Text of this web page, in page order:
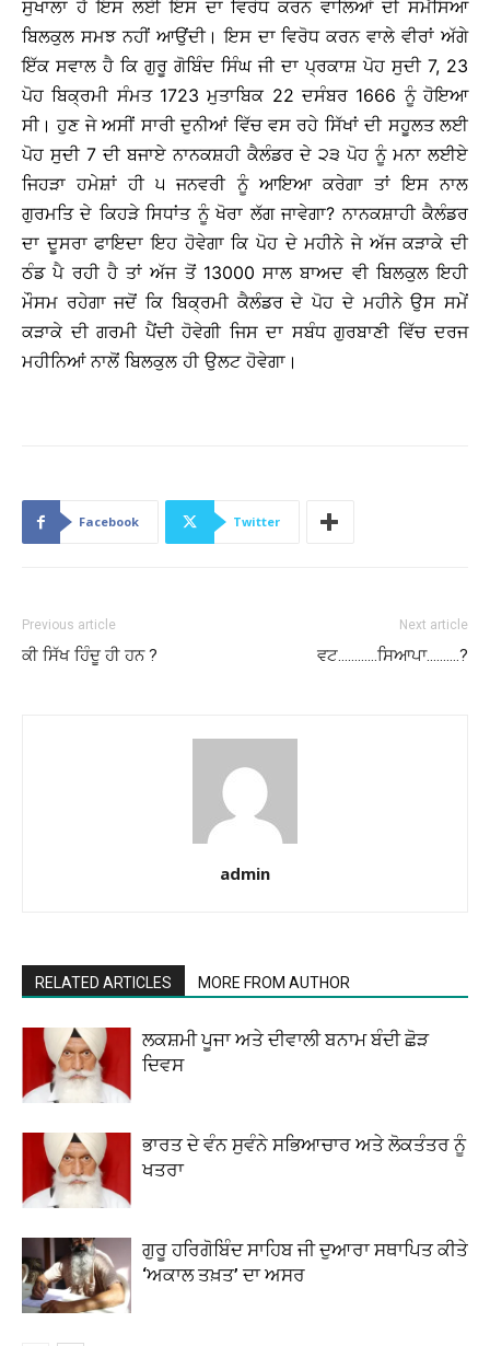
ਸੁਖਾਲਾ ਹੈ ਇਸ ਲਈ ਇਸ ਦਾ ਵਿਰੋਧ ਕਰਨ ਵਾਲਿਆਂ ਦੀ ਸਮੱਸਿਆ
ਬਿਲਕੁਲ ਸਮਝ ਨਹੀਂ ਆਉਂਦੀ। ਇਸ ਦਾ ਵਿਰੋਧ ਕਰਨ ਵਾਲੇ ਵੀਰਾਂ ਅੱਗੇ
ਇੱਕ ਸਵਾਲ ਹੈ ਕਿ ਗੁਰੂ ਗੋਬਿੰਦ ਸਿੰਘ ਜੀ ਦਾ ਪ੍ਰਕਾਸ਼ ਪੋਹ ਸੁਦੀ 7, 23
ਪੋਹ ਬਿਕ੍ਰਮੀ ਸੰਮਤ 1723 ਮੁਤਾਬਿਕ 22 ਦਸੰਬਰ 1666 ਨੂੰ ਹੋਇਆ
ਸੀ। ਹੁਣ ਜੇ ਅਸੀਂ ਸਾਰੀ ਦੁਨੀਆਂ ਵਿੱਚ ਵਸ ਰਹੇ ਸਿੱਖਾਂ ਦੀ ਸਹੂਲਤ ਲਈ
ਪੋਹ ਸੁਦੀ 7 ਦੀ ਬਜਾਏ ਨਾਨਕਸ਼ਹੀ ਕੈਲੰਡਰ ਦੇ ੨੩ ਪੋਹ ਨੂੰ ਮਨਾ ਲਈਏ
ਜਿਹੜਾ ਹਮੇਸ਼ਾਂ ਹੀ ੫ ਜਨਵਰੀ ਨੂੰ ਆਇਆ ਕਰੇਗਾ ਤਾਂ ਇਸ ਨਾਲ
ਗੁਰਮਤਿ ਦੇ ਕਿਹੜੇ ਸਿਧਾਂਤ ਨੂੰ ਖੋਰਾ ਲੱਗ ਜਾਵੇਗਾ? ਨਾਨਕਸ਼ਾਹੀ ਕੈਲੰਡਰ
ਦਾ ਦੂਸਰਾ ਫਾਇਦਾ ਇਹ ਹੋਵੇਗਾ ਕਿ ਪੋਹ ਦੇ ਮਹੀਨੇ ਜੇ ਅੱਜ ਕੜਾਕੇ ਦੀ
ਠੰਡ ਪੈ ਰਹੀ ਹੈ ਤਾਂ ਅੱਜ ਤੋਂ 13000 ਸਾਲ ਬਾਅਦ ਵੀ ਬਿਲਕੁਲ ਇਹੀ
ਮੌਸਮ ਰਹੇਗਾ ਜਦੋਂ ਕਿ ਬਿਕ੍ਰਮੀ ਕੈਲੰਡਰ ਦੇ ਪੋਹ ਦੇ ਮਹੀਨੇ ਉਸ ਸਮੇਂ
ਕੜਾਕੇ ਦੀ ਗਰਮੀ ਪੈਂਦੀ ਹੋਵੇਗੀ ਜਿਸ ਦਾ ਸਬੰਧ ਗੁਰਬਾਣੀ ਵਿੱਚ ਦਰਜ
ਮਹੀਨਿਆਂ ਨਾਲੋਂ ਬਿਲਕੁਲ ਹੀ ਉਲਟ ਹੋਵੇਗਾ।
Facebook Twitter
Previous article
ਕੀ ਸਿੱਖ ਹਿੰਦੂ ਹੀ ਹਨ ?
Next article
ਵਟ…………ਸਿਆਪਾ……….?
admin
RELATED ARTICLES MORE FROM AUTHOR
ਲਕਸ਼ਮੀ ਪੂਜਾ ਅਤੇ ਦੀਵਾਲੀ ਬਨਾਮ ਬੰਦੀ ਛੋੜ
ਦਿਵਸ
ਭਾਰਤ ਦੇ ਵੰਨ ਸੁਵੰਨੇ ਸਭਿਆਚਾਰ ਅਤੇ ਲੋਕਤੰਤਰ ਨੂੰ
ਖਤਰਾ
ਗੁਰੂ ਹਰਿਗੋਬਿੰਦ ਸਾਹਿਬ ਜੀ ਦੁਆਰਾ ਸਥਾਪਿਤ ਕੀਤੇ
‘ਅਕਾਲ ਤਖ਼ਤ’ ਦਾ ਅਸਰ